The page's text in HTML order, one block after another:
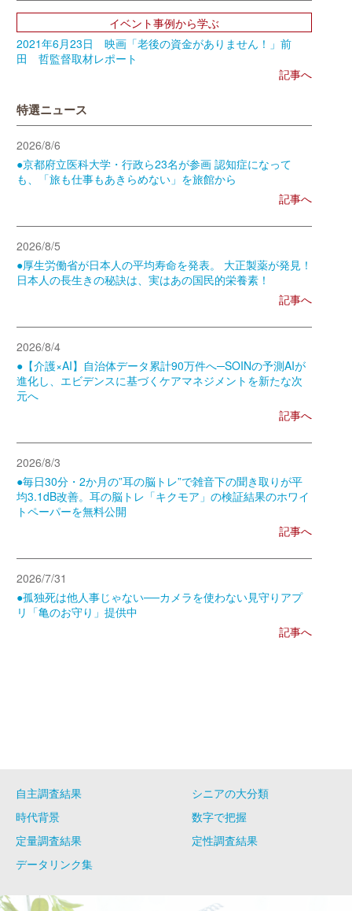
イベント事例から学ぶ
2021年6月23日 映画「老後の資金がありません！」前
田 哲監督取材レポート
記事へ
特選ニュース
2026/8/6
●京都府立医科大学・行政ら23名が参画 認知症になって
も、「旅も仕事もあきらめない」を旅館から
記事へ
2026/8/5
●厚生労働省が日本人の平均寿命を発表。 大正製薬が発見！
日本人の長生きの秘訣は、実はあの国民的栄養素！
記事へ
2026/8/4
●【介護×AI】自治体データ累計90万件へ─SOINの予測AIが
進化し、エビデンスに基づくケアマネジメントを新たな次
元へ
記事へ
2026/8/3
●毎日30分・2か月の”耳の脳トレ”で雑音下の聞き取りが平
均3.1dB改善。耳の脳トレ「キクモア」の検証結果のホワイ
トペーパーを無料公開
記事へ
2026/7/31
●孤独死は他人事じゃない──カメラを使わない見守りアプ
リ「亀のお守り」提供中
記事へ
自主調査結果
シニアの大分類
時代背景
数字で把握
定量調査結果
定性調査結果
データリンク集